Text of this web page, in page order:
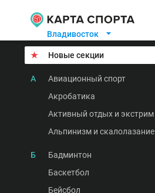
Владивосток 
★ Новые секции
А Авиационный спорт
Акробатика
Активный отдых и экстрим
Альпинизм и скалолазание
Б Бадминтон
Баскетбол
Бейсбол